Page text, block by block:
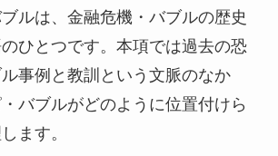
ルは、金融危機・バブルの歴史
ひとつです。本項では過去の恐
事例と教訓という文脈のなか
バブルがどのように位置付けら
ます。